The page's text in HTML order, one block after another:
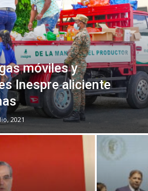
móviles y
Inespre aliciente
2021